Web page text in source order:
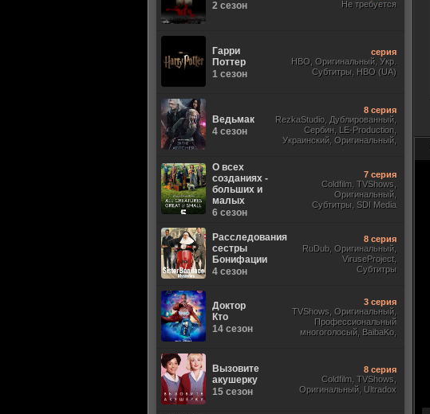
2 сезон
Не требуется
Гарри
Поттер
1 сезон
серия
HBO, Оригинальный, Укр.
Субтитры, HBO (UA)
Ведьмак
4 сезон
8 серия
RezkaStudio, Дублированный,
Сербин, LE-Production,
Украинский, Оригинальный,
О всех
созданиях -
больших и
малых
6 сезон
7 серия
Coldfilm, TVShows,
Оригинальный,
Субтитры, SDI Media
Расследования
сестры
Бонифации
4 сезон
8 серия
RuDub, Оригинальный,
ViruseProject,
Субтитры
Доктор
Кто
14 сезон
3 серия
TVShows, Оригинальный,
Профессиональный
многоголосый, BaibaKo,
Вызовите
акушерку
15 сезон
8 серия
Coldfilm, TVShows,
Оригинальный, Ultradox